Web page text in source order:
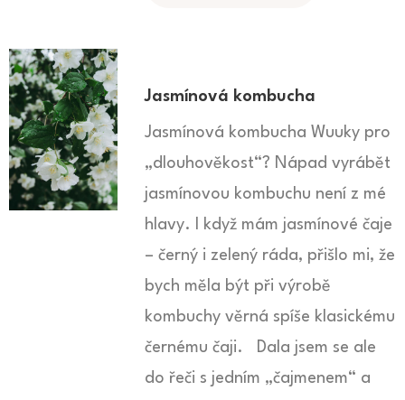
Jasmínová kombucha
Jasmínová kombucha Wuuky pro
„dlouhověkost“? Nápad vyrábět
jasmínovou kombuchu není z mé
hlavy. I když mám jasmínové čaje
– černý i zelený ráda, přišlo mi, že
bych měla být při výrobě
kombuchy věrná spíše klasickému
černému čaji. Dala jsem se ale
do řeči s jedním „čajmenem“ a